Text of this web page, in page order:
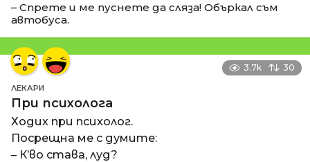
– Спрете и ме пуснете да сляза! Объркал съм
автобуса.
3.7k 30
ЛЕКАРИ
При психолога
Ходих при психолог.
Посрещна ме с думите:
– К’во става, луд?